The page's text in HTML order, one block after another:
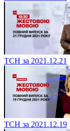
ТСН за 2021.12.21
ТСН за 2021.12.19